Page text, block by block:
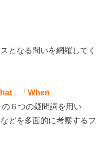
となる問いを網羅してく
」「 When 」
の６つの疑問詞を用い
どを多面的に考察するフ